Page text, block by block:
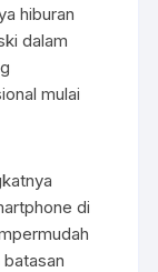
hiburan
dalam
mulai
di